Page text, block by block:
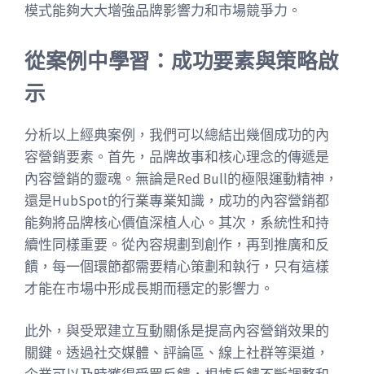
模式能夠大大增強品牌影響力和市場競爭力。
從案例中學習：成功要素與策略啟
示
分析以上經典案例，我們可以總結出幾個成功的內
容營銷要素。首先，品牌故事和核心理念的傳遞是
內容營銷的靈魂。無論是Red Bull的極限運動精神，
還是HubSpot的行業專業知識，成功的內容營銷都
能夠將品牌核心價值深植人心。其次，系統性和持
續性同樣重要。從內容規劃到創作，再到推廣和反
饋，每一個環節都需要精心策劃和執行，只有這樣
才能在市場中形成長期而穩定的影響力。
此外，與受眾建立互動關係是提高內容營銷效果的
關鍵。透過社交媒體、評論區、線上社群等渠道，